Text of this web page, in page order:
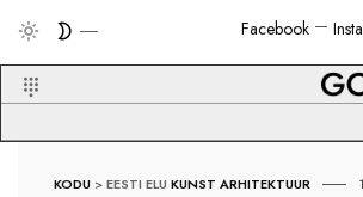
Facebook
KODU >EESTI ELU KUNST ARHITEKTUUR